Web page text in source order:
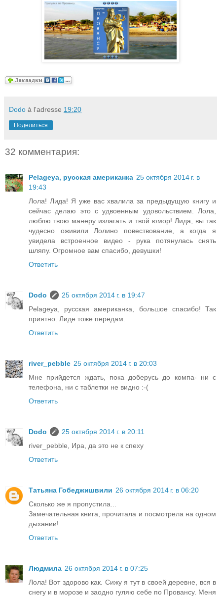
Dodo à l'adresse 19:20
Поделиться
32 комментария:
Pelageya, русская американка 25 октября 2014 г. в
19:43
Лола! Лида! Я уже вас хвалила за предыдущую книгу и
сейчас делаю это с удвоенным удовольствием. Лола,
люблю твою манеру излагать и твой юмор! Лида, вы так
чудесно оживили Лолино повествование, а когда я
увидела встроенное видео - рука потянулась снять
шляпу. Огромное вам спасибо, девушки!
Ответить
Dodo
25 октября 2014 г. в 19:47
Pelageya, русская американка, большое спасибо! Так
приятно. Лиде тоже передам.
Ответить
river_pebble 25 октября 2014 г. в 20:03
Мне прийдется ждать, пока доберусь до компа- ни с
телефона, ни с таблетки не видно :-(
Ответить
Dodo
25 октября 2014 г. в 20:11
river_pebble, Ира, да это не к спеху
Ответить
Татьяна Гобеджишвили 26 октября 2014 г. в 06:20
Сколько же я пропустила...
Замечательная книга, прочитала и посмотрела на одном
дыхании!
Ответить
Людмила 26 октября 2014 г. в 07:25
Лола! Вот здорово как. Сижу я тут в своей деревне, вся в
снегу и в морозе и заодно гуляю себе по Провансу. Меня